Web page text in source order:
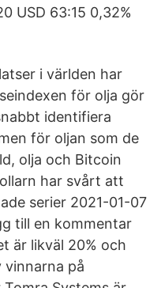
USD 63:15 0,32%
i världen har
för olja gör
identifiera
för oljan som de
olja och Bitcoin
har svårt att
serier 2021-01-07
till en kommentar
är likväl 20% och
vinnarna på